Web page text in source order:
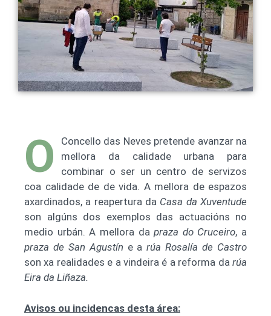
O
Concello das Neves pretende avanzar na
mellora da calidade urbana para
combinar o ser un centro de servizos
coa calidade de de vida. A mellora de espazos
axardinados, a reapertura da Casa da Xuventude
son algúns dos exemplos das actuacións no
medio urbán. A mellora dapraza do Cruceiro, a
praza de San Agustín e arúa Rosalía de Castro
son xa realidades e a vindeira é a reforma da rúa
Eira da Liñaza.
Avisos ou incidencas desta área: